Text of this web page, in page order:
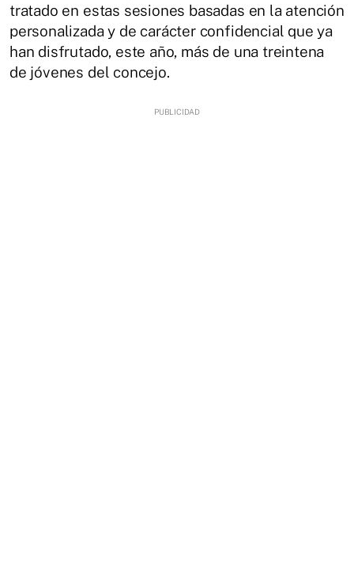
tratado en estas sesiones basadas en la atención
personalizada y de carácter confidencial que ya
han disfrutado, este año, más de una treintena
de jóvenes del concejo.